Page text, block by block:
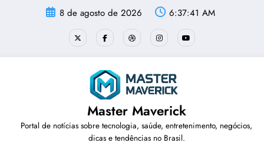
8 de agosto de 2026 6:37:42 AM
Master Maverick
Portal de notícias sobre tecnologia, saúde, entretenimento, negócios,
dicas e tendências no Brasil.